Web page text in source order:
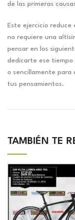
de las primeras
Este ejercicio reduce
no requiere una
pensar en los
dedicarte ese tiempo
o sencillamente para
tus pensamientos.
TAMBIÉN TE